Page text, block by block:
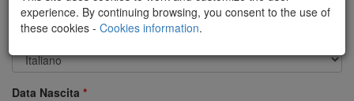
Lingua
Data Nascita
experience. By continuing browsing, you consent to the use of
these cookies - Cookies information.